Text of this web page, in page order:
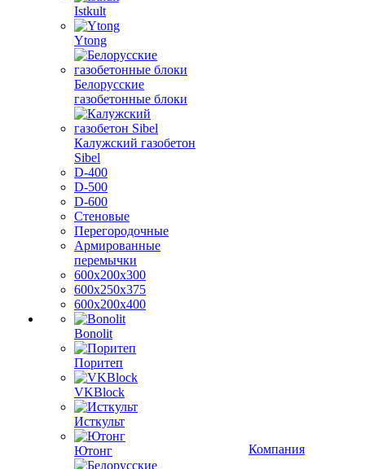
Istkult
Ytong
Белорусские
газобетонные блоки
Калужский газобетон
Sibel
D-400
D-500
D-600
Стеновые
Перегородочные
Армированные
перемычки
600х200х300
600х250х375
600х200х400
Bonolit
Поритеп
VKBlock
Исткульт
Ютонг
Компания